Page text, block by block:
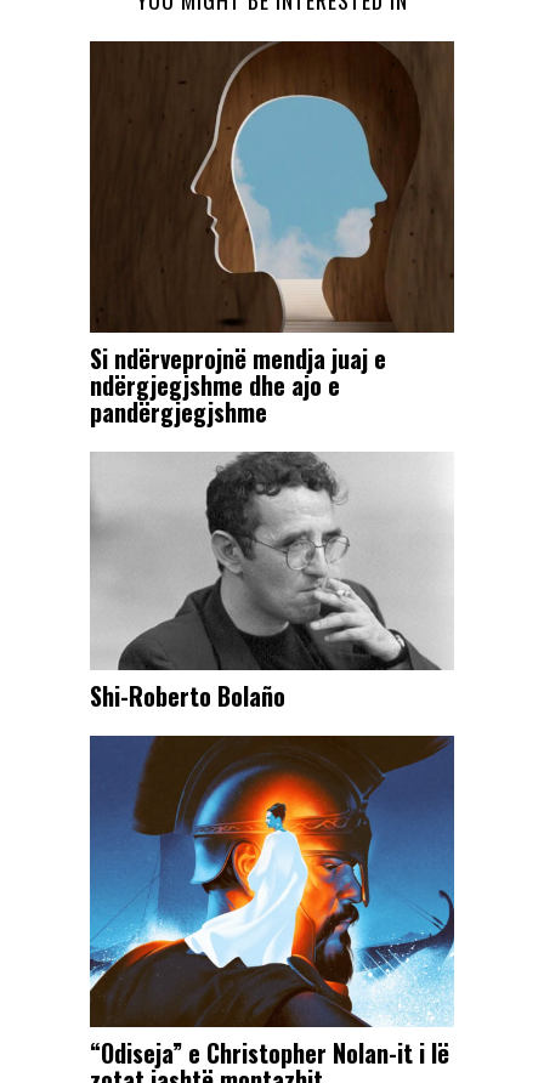
Si ndërveprojnë mendja juaj e
ndërgjegjshme dhe ajo e
pandërgjegjshme
Shi-Roberto Bolaño
“Odiseja” e Christopher Nolan-it i lë